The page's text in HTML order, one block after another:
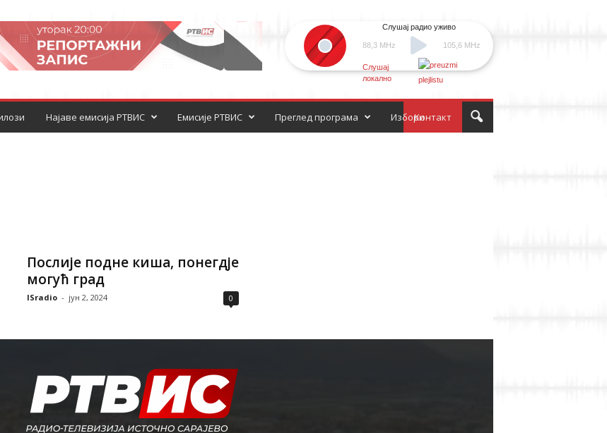
88,3 MHz
Слушај радио уживо
105,6 MHz
Слушај
локално
Најаве емисија РТВИС Емисије РТВИС Контакт
Преглед програма Избори
Послије подне киша, понегдје
могућ град
ISradio - јун 2, 2024 0